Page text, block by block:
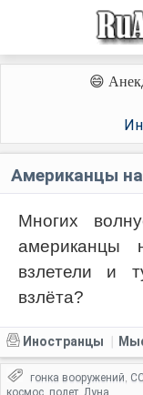
😄
Американцы
Многих
взлетели и
взлёта?
Иностранцы
гонка вооружений,
космос полет Луна